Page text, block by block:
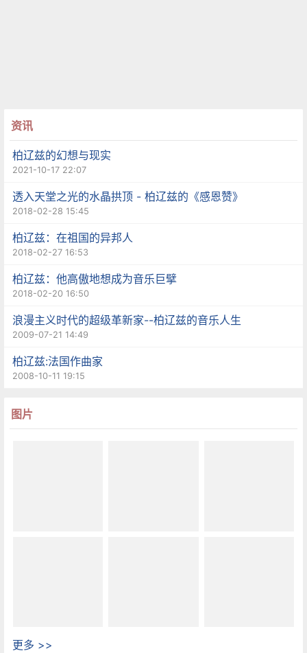
资讯
柏辽兹的幻想与现实
2021-10-17 22:07
透入天堂之光的水晶拱顶 - 柏辽兹的《感恩赞》
2018-02-28 15:45
柏辽兹：在祖国的异邦人
2018-02-27 16:53
柏辽兹：他高傲地想成为音乐巨擘
2018-02-20 16:50
浪漫主义时代的超级革新家--柏辽兹的音乐人生
2009-07-21 14:49
柏辽兹:法国作曲家
2008-10-11 19:15
图片
更多 >>